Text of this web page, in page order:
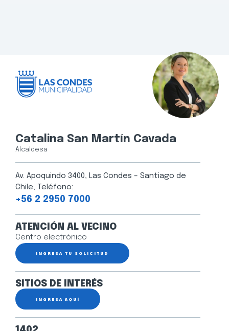
Catalina San Martín Cavada
Alcaldesa
Av. Apoquindo 3400, Las Condes – Santiago de
Chile, Teléfono:
+56 2 2950 7000
ATENCIÓN AL VECINO
Centro electrónico
INGRESA TU SOLICITUD
SITIOS DE INTERÉS
INGRESA AQUÍ